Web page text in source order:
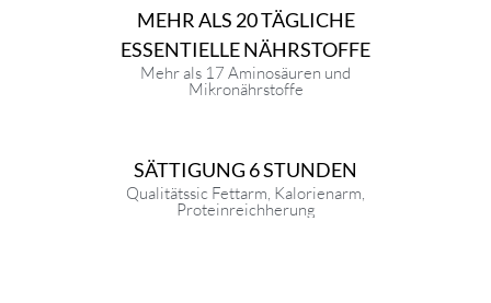
MEHR ALS 20 TÄGLICHE
ESSENTIELLE NÄHRSTOFFE
Mehr als 17 Aminosäuren und
Mikronährstoffe
SÄTTIGUNG 6 STUNDEN
Qualitätssic Fettarm, Kalorienarm,
Proteinreichherung